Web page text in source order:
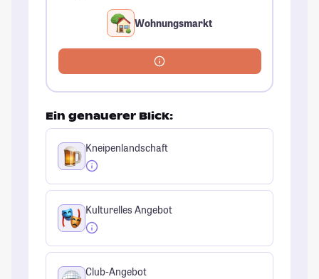
Wohnungsmarkt
Ein genauerer Blick:
Kneipenlandschaft
Kulturelles Angebot
Club-Angebot